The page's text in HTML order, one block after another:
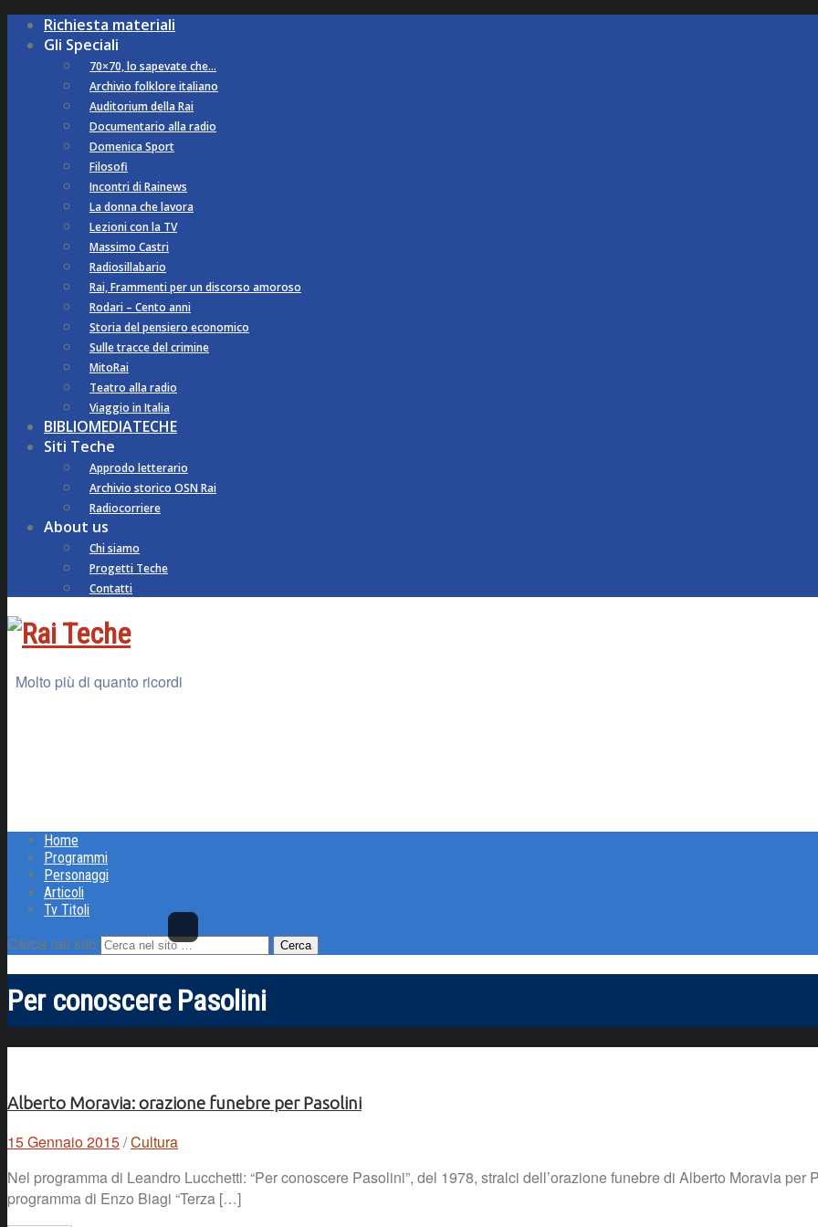
Richiesta materiali
Gli Speciali
70×70, lo sapevate che…
Archivio folklore italiano
Auditorium della Rai
Documentario alla radio
Domenica Sport
Filosofi
Incontri di Rainews
La donna che lavora
Lezioni con la TV
Massimo Castri
Radiosillabario
Rai, Frammenti per un discorso amoroso
Rodari – Cento anni
Storia del pensiero economico
Sulle tracce del crimine
MitoRai
Teatro alla radio
Viaggio in Italia
BIBLIOMEDIATECHE
Siti Teche
Approdo letterario
Archivio storico OSN Rai
Radiocorriere
About us
Chi siamo
Progetti Teche
Contatti
Molto più di quanto ricordi
Home
Programmi
Personaggi
Articoli
Tv Titoli
Cerca nel sito
Per conoscere Pasolini
Alberto Moravia: orazione funebre per Pasolini
15 Gennaio 2015/Cultura
Nel programma di Leandro Lucchetti: “Per conoscere Pasolini”, del 1978, stralci dell’orazione funebre di Alberto Moravia
programma di Enzo Biagi “Terza […]